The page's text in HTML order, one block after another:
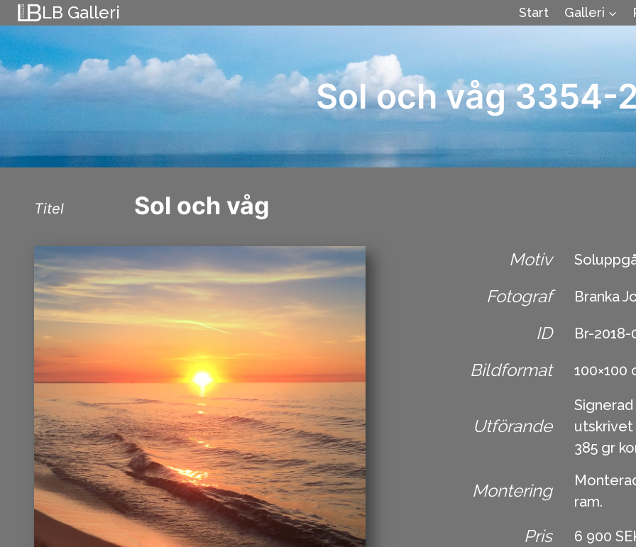
Skip
to
content
LB Galleri Start Galleri
Sol och våg 3354-
Titel Sol och våg
Motiv
Fotograf Branka
ID Br-2018-
Bildformat 100×100
Utförande
utskrivet
385 gr
Montering
ram.
Pris 6 900